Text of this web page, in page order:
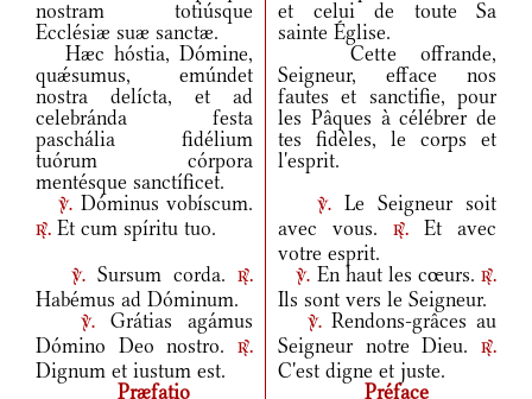
nostram totiúsque
Ecclésiæ suæ sanctæ.
et celui de toute Sa
sainte Église.
Hæc hóstia, Dómine,
quǽsumus, emúndet
nostra delícta, et ad
celebránda festa
paschália fidélium
tuórum córpora
mentésque sanctíficet.
Cette offrande,
Seigneur, efface nos
fautes et sanctifie, pour
les Pâques à célébrer de
tes fidèles, le corps et
l'esprit.
v. Dóminus vobíscum.
r. Et cum spíritu tuo.
v.
Le Seigneur soit
avec vous.
r.
Et avec
votre esprit.
v. Sursum corda. r.
Habémus ad Dóminum.
v. En haut les cœurs. r.
Ils sont vers le Seigneur.
v.
Grátias agámus
Dómino Deo nostro.
r.
Dignum et iustum est.
v.Rendons-grâces au
Seigneur notre Dieu.
r.
C'est digne et juste.
Præfatio
Préface